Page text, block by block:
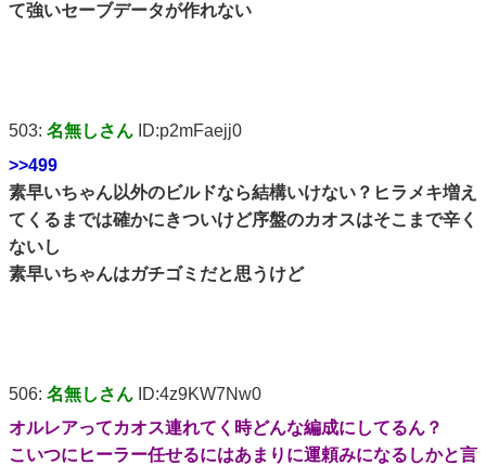
て強いセーブデータが作れない
503: 名無しさん ID:p2mFaejj0
>>499
素早いちゃん以外のビルドなら結構いけない？ヒラメキ増え
てくるまでは確かにきついけど序盤のカオスはそこまで辛く
ないし
素早いちゃんはガチゴミだと思うけど
506: 名無しさん ID:4z9KW7Nw0
オルレアってカオス連れてく時どんな編成にしてるん？
こいつにヒーラー任せるにはあまりに運頼みになるしかと言